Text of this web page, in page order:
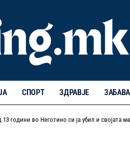
СПОРТ ЗДРАВЈЕ ЗАБАВА
години во Неготино си ја убил и својата